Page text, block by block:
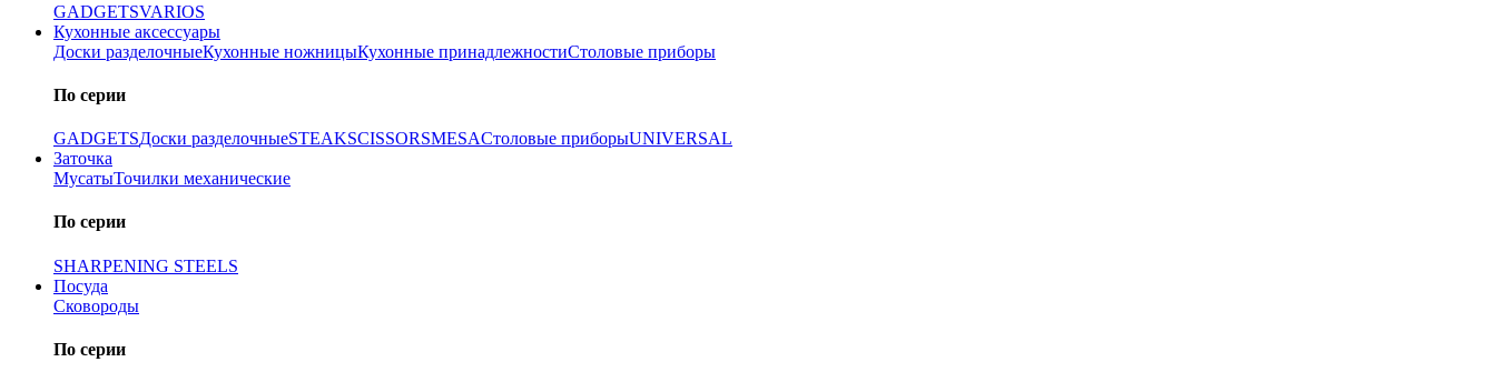
GADGETSVARIOS
Кухонные аксессуары
Доски разделочныеКухонные ножницыКухонные принадлежностиСтоловые приборы
По серии
GADGETSДоски разделочныеSTEAKSCISSORSMESAСтоловые приборыUNIVERSAL
Заточка
МусатыТочилки механические
По серии
SHARPENING STEELS
Посуда
Сковороды
По серии